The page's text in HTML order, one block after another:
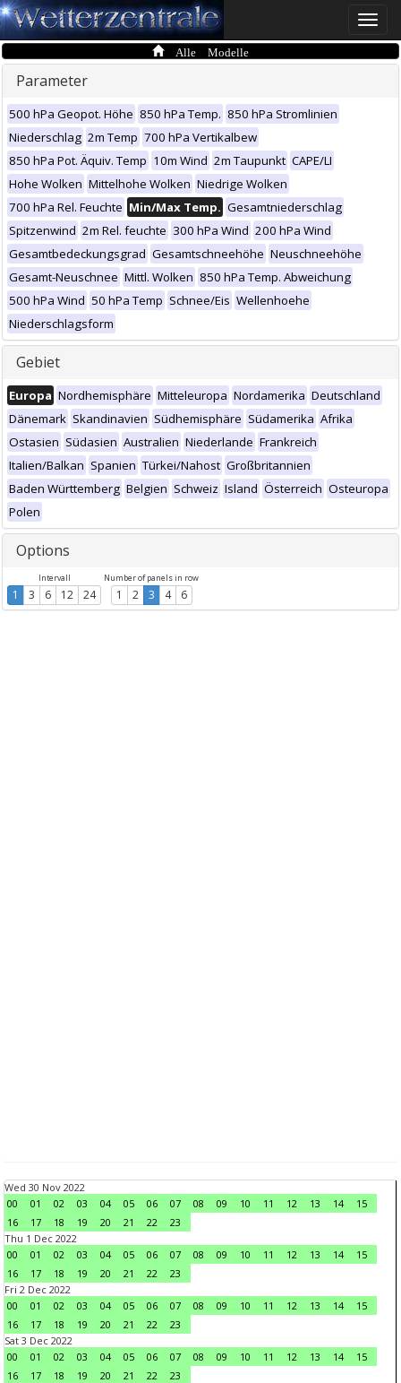
Toggle
Alle Modelle
Parameter
500 hPa Geopot. Höhe 850 hPa Temp. 850 hPa Stromlinien
Niederschlag 2m Temp 700 hPa Vertikalbew
850 hPa Pot. Äquiv. Temp 10m Wind 2m Taupunkt CAPE/LI
Hohe Wolken Mittelhohe Wolken Niedrige Wolken
700 hPa Rel. Feuchte Min/Max Temp. Gesamtniederschlag
Spitzenwind 2m Rel. feuchte 300 hPa Wind 200 hPa Wind
Gesamtbedeckungsgrad Gesamtschneehöhe Neuschneehöhe
Gesamt-Neuschnee Mittl. Wolken 850 hPa Temp. Abweichung
500 hPa Wind 50 hPa Temp Schnee/Eis Wellenhoehe
Niederschlagsform
Gebiet
Europa Nordhemisphäre Mitteleuropa Nordamerika Deutschland
Dänemark Skandinavien Südhemisphäre Südamerika Afrika
Ostasien Südasien Australien Niederlande Frankreich
Italien/Balkan Spanien Türkei/Nahost Großbritannien
Baden Württemberg Belgien Schweiz Island Österreich Osteuropa
Polen
Options
Intervall
1 3 6 12 24
Number of panels in row
1 2 3 4 6
Wed 30 Nov 2022
00
01 02 03 04 05 06 07 08 09 10 11 12 13 14
15
16
17 18 19 20 21 22
23
Thu 1 Dec 2022
00
01 02 03 04 05 06 07 08 09 10 11 12 13 14
15
16
17 18 19 20 21 22
23
Fri 2 Dec 2022
00
01 02 03 04 05 06 07 08 09 10 11 12 13 14
15
16
17 18 19 20 21 22
23
Sat 3 Dec 2022
00
01 02 03 04 05 06 07 08 09 10 11 12 13 14
15
16
17 18 19 20 21 22
23